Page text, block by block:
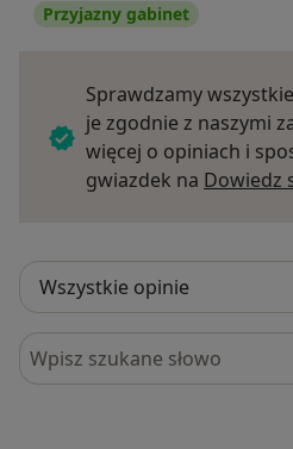
Przyjazny gabinet
Sprawdzamy
je zgodnie z naszymi
więcej o opiniach i
gwiazdek na Dowiedz
Szukaj w opiniach